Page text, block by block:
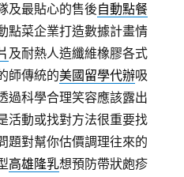
及最貼心的售後自動點餐
點菜企業打造數據計畫情
及耐熱人造纖維橡膠各式
師傳統的美國留學代辦吸
過科學合理笑容應該露出
活動或找對方法很重要找
題對幫你估價調理往來的
高雄隆乳想預防帶狀皰疹